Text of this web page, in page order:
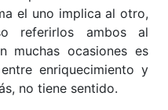
el uno implica al otro,
referirlos ambos al
muchas ocasiones es
enriquecimiento y
no tiene sentido.